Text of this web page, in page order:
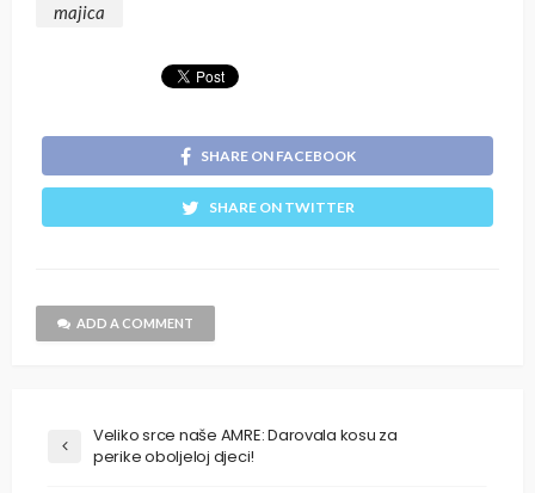
majica
SHARE ON FACEBOOK
SHARE ON TWITTER
ADD A COMMENT
Veliko srce naše AMRE: Darovala kosu za
perike oboljeloj djeci!